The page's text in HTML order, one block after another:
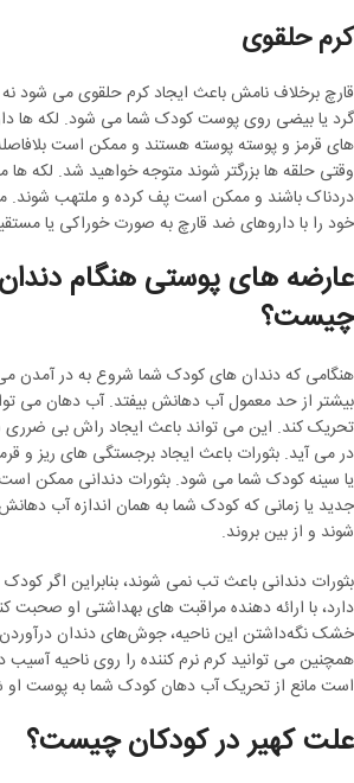
کرم حلقوی
قارچ برخلاف نامش باعث ایجاد کرم حلقوی می شود
گرد یا بیضی روی پوست کودک شما می شود. لکه ها
های قرمز و پوسته پوسته هستند و ممکن است
وقتی حلقه ها بزرگتر شوند متوجه خواهید شد. لکه
دردناک باشند و ممکن است پف کرده و ملتهب شوند.
خود را با داروهای ضد قارچ به صورت خوراکی یا
عارضه های پوستی هنگام
چیست؟
هنگامی که دندان های کودک شما شروع به در آمدن
بیشتر از حد معمول آب دهانش بیفتد. آب دهان می
تحریک کند. این می تواند باعث ایجاد راش بی
در می آید. بثورات باعث ایجاد برجستگی های ریز و
یا سینه کودک شما می شود. بثورات دندانی ممکن
جدید یا زمانی که کودک شما به همان اندازه آب
شوند و از بین بروند.
بثورات دندانی باعث تب نمی شوند، بنابراین اگر
دارد، با ارائه دهنده مراقبت های بهداشتی او صحبت
خشک نگه‌داشتن این ناحیه، جوش‌های دندان درآوردن
همچنین می توانید کرم نرم کننده را روی ناحیه آسیب
است مانع از تحریک آب دهان کودک شما به پوست او
علت کهیر در کودکان چیست؟